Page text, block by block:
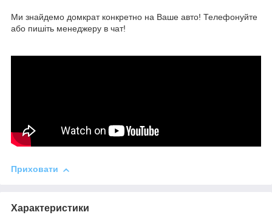
Ми знайдемо домкрат конкретно на Ваше авто! Телефонуйте
або пишіть менеджеру в чат!
Приховати
Характеристики